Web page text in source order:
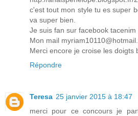
c'est tout mon style tu es super
va super bien.
Je suis fan sur facebook tacenim
Mon mail
Merci encore je croise les doigts
Répondre
Teresa 25 janvier 2015 à 18:47
merci pour ce concours je